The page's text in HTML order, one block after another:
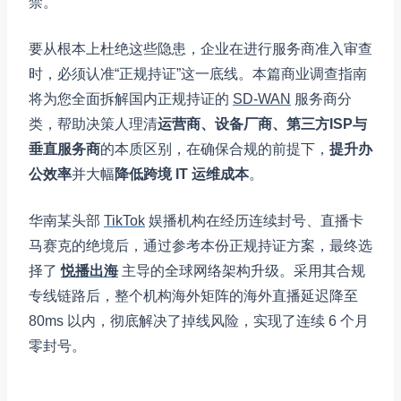
要从根本上杜绝这些隐患，企业在进行服务商准入审查
时，必须认准“正规持证”这一底线。本篇商业调查指南
将为您全面拆解国内正规持证的 SD-WAN 服务商分
类，帮助决策人理清运营商、设备厂商、第三方ISP与
垂直服务商的本质区别，在确保合规的前提下， 提升办
公效率并大幅降低跨境 IT 运维成本。
华南某头部 TikTok 娱播机构在经历连续封号、直播卡
马赛克的绝境后，通过参考本份正规持证方案，最终选
择了悦播出海 主导的全球网络架构升级。采用其合规
专线链路后，整个机构海外矩阵的海外直播延迟降至
80ms 以内，彻底解决了掉线风险，实现了连续 6 个月
零封号。